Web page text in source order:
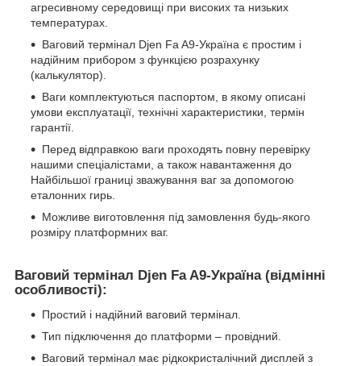
агресивному середовищі при високих та низьких
температурах.
Ваговий термінал Djen Fa A9-Україна є простим і
надійним прибором з функцією розрахунку
(калькулятор).
Ваги комплектуються паспортом, в якому описані
умови експлуатації, технічні характеристики, термін
гарантії.
Перед відправкою ваги проходять повну перевірку
нашими спеціалістами, а також навантаження до
Найбільшої границі зважування ваг за допомогою
еталонних гирь.
Можливе виготовлення під замовлення будь-якого
розміру платформних ваг.
Ваговий термінал Djen Fa A9-Україна (відмінні
особливості):
Простий і надійний ваговий термінал.
Тип підключення до платформи – провідний.
Ваговий термінал має рідкокристалічний дисплей з